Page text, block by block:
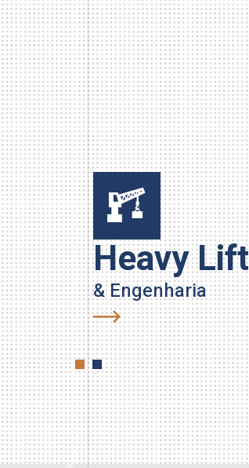
Heavy Lift
& Engenharia